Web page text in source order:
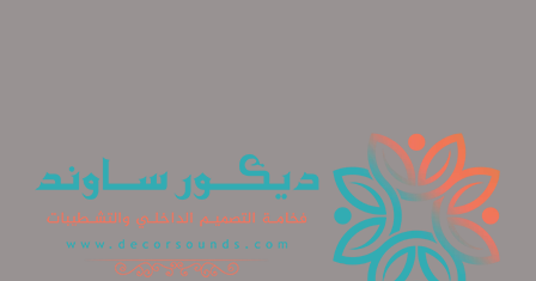
حجر
للديكور
الاحساء.